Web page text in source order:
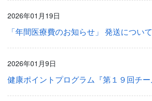
2026年01月19日
「年間医療費のお知らせ」 発送について
2026年01月9日